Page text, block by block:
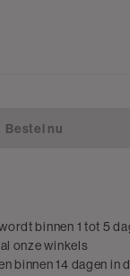
Bestel nu
binnen 1 tot 5
onze winkels
binnen 14 dagen in